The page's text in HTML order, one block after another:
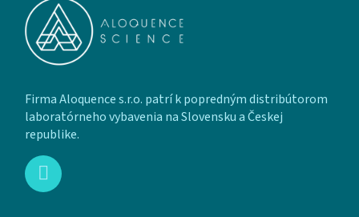
Firma Aloquence s.r.o. patrí k popredným distribútorom
laboratórneho vybavenia na Slovensku a Českej
republike.